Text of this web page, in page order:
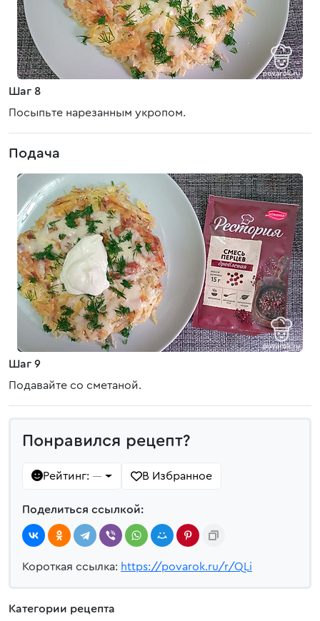
Шаг 8
Посыпьте нарезанным укропом.
Подача
Шаг 9
Подавайте со сметаной.
Понравился рецепт?
Рейтинг: — В Избранное
Поделиться ссылкой:
Короткая ссылка: https://povarok.ru/r/QLi
Категории рецепта